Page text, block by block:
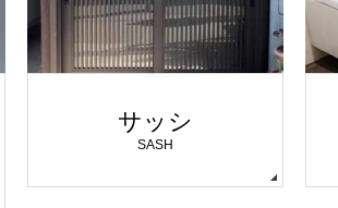
サッシ
SASH